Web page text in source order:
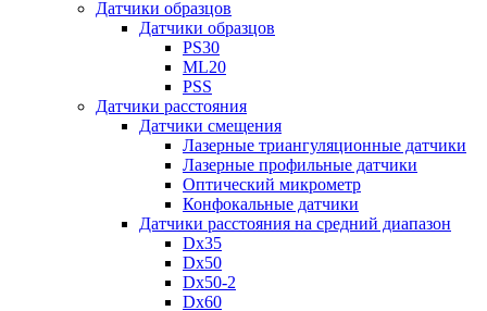
Датчики образцов
Датчики образцов
PS30
ML20
PSS
Датчики расстояния
Датчики смещения
Лазерные триангуляционные датчики
Лазерные профильные датчики
Оптический микрометр
Конфокальные датчики
Датчики расстояния на средний диапазон
Dx35
Dx50
Dx50-2
Dx60